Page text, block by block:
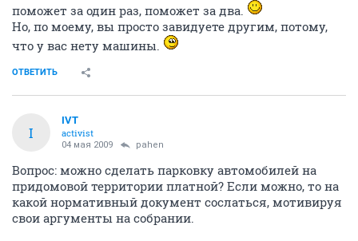
поможет за один раз, поможет за два.
Но, по моему, вы просто завидуете другим, потому,
что у вас нету машины.
ОТВЕТИТЬ
I
IVT
activist
04 мая 2009 pahen
Вопрос: можно сделать парковку автомобилей на
придомовой территории платной? Если можно, то на
какой нормативный документ сослаться, мотивируя
свои аргументы на собрании.